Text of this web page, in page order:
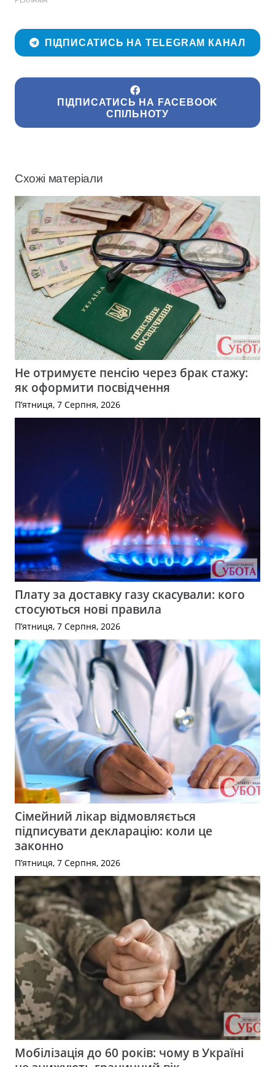
ПІДПИСАТИСЬ НА TELEGRAM КАНАЛ
ПІДПИСАТИСЬ НА FACEBOOK
СПІЛЬНОТУ
Схожі матеріали
Не отримуєте пенсію через брак стажу:
як оформити посвідчення
П’ятниця, 7 Серпня, 2026
Плату за доставку газу скасували: кого
стосуються нові правила
П’ятниця, 7 Серпня, 2026
Сімейний лікар відмовляється
підписувати декларацію: коли це
законно
П’ятниця, 7 Серпня, 2026
Мобілізація до 60 років: чому в Україні